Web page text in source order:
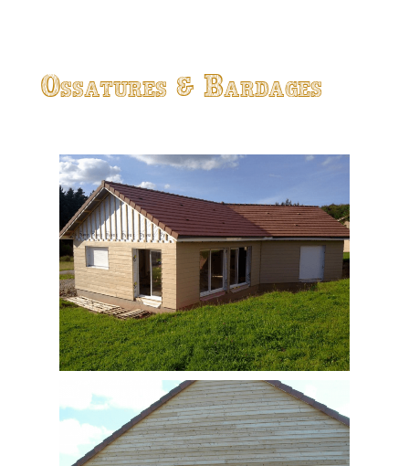
Ossatures & Bardages